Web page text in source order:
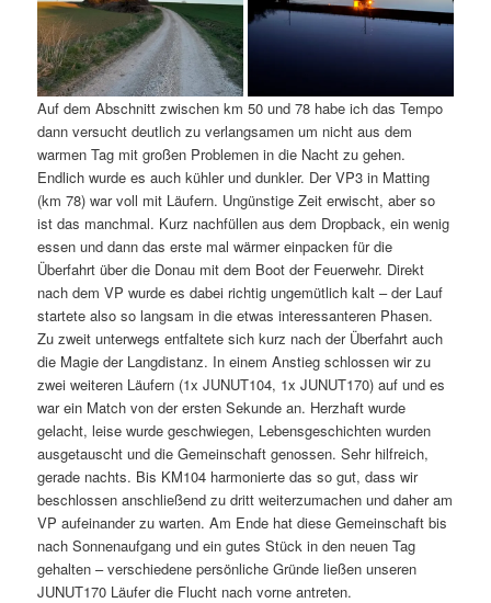
Auf dem Abschnitt zwischen km 50 und 78 habe ich das Tempo
dann versucht deutlich zu verlangsamen um nicht aus dem
warmen Tag mit großen Problemen in die Nacht zu gehen.
Endlich wurde es auch kühler und dunkler. Der VP3 in Matting
(km 78) war voll mit Läufern. Ungünstige Zeit erwischt, aber so
ist das manchmal. Kurz nachfüllen aus dem Dropback, ein wenig
essen und dann das erste mal wärmer einpacken für die
Überfahrt über die Donau mit dem Boot der Feuerwehr. Direkt
nach dem VP wurde es dabei richtig ungemütlich kalt – der Lauf
startete also so langsam in die etwas interessanteren Phasen.
Zu zweit unterwegs entfaltete sich kurz nach der Überfahrt auch
die Magie der Langdistanz. In einem Anstieg schlossen wir zu
zwei weiteren Läufern (1x JUNUT104, 1x JUNUT170) auf und es
war ein Match von der ersten Sekunde an. Herzhaft wurde
gelacht, leise wurde geschwiegen, Lebensgeschichten wurden
ausgetauscht und die Gemeinschaft genossen. Sehr hilfreich,
gerade nachts. Bis KM104 harmonierte das so gut, dass wir
beschlossen anschließend zu dritt weiterzumachen und daher am
VP aufeinander zu warten. Am Ende hat diese Gemeinschaft bis
nach Sonnenaufgang und ein gutes Stück in den neuen Tag
gehalten – verschiedene persönliche Gründe ließen unseren
JUNUT170 Läufer die Flucht nach vorne antreten.